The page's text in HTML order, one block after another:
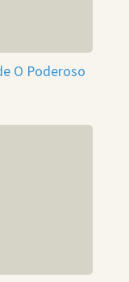
O Poderoso